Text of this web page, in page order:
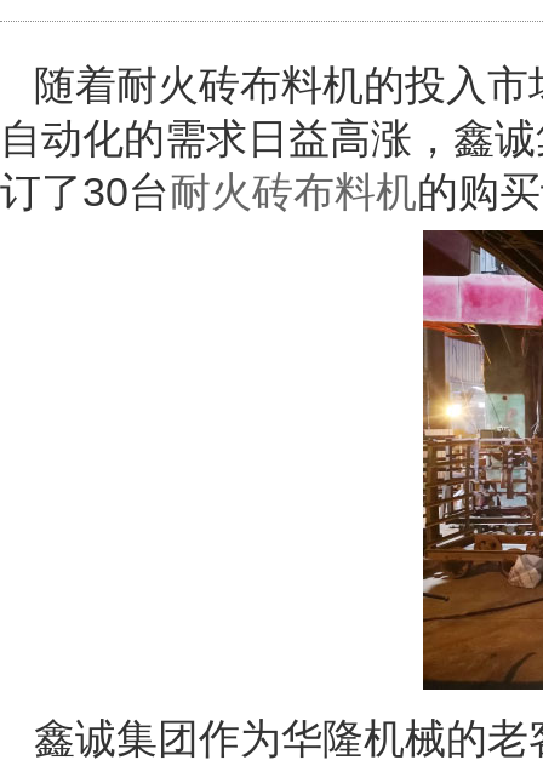
随着耐火砖布料机的投入
自动化的需求日益高涨，鑫
订了30台耐火砖布料机的购
鑫诚集团作为华隆机械的